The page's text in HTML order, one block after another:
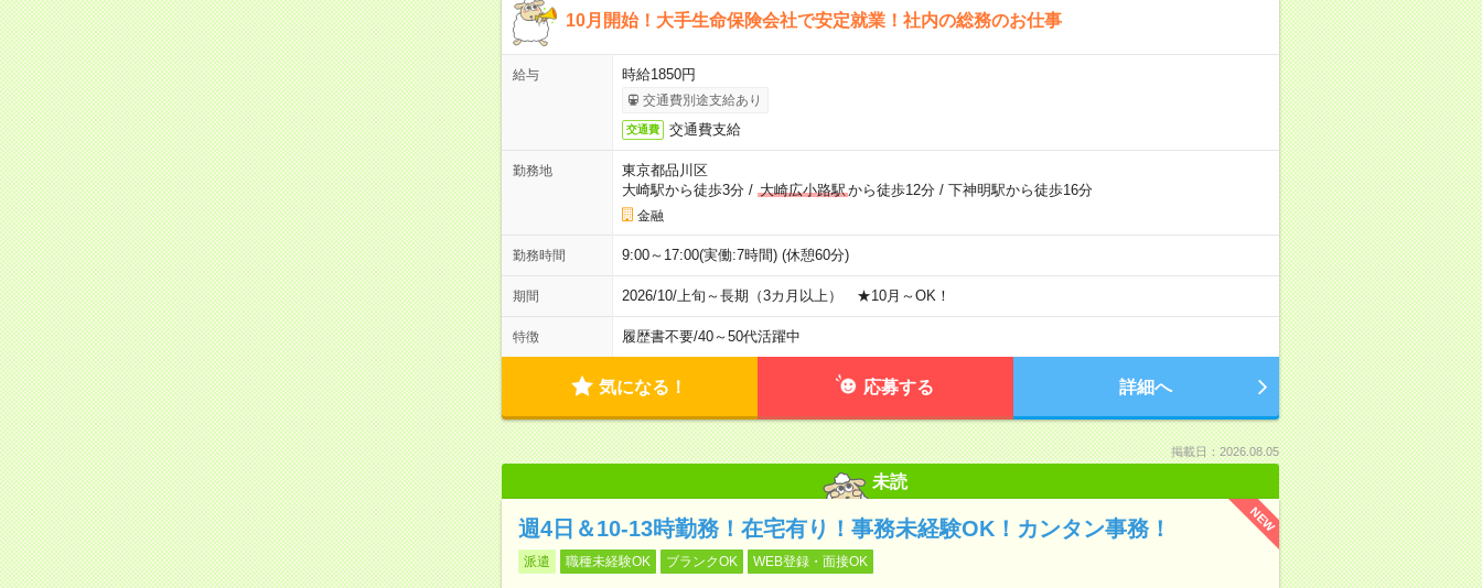
10月開始！大手生命保険会社で安定就業！社内の総務のお仕事
給与 時給1850円
交通費別途支給あり
交通費 交通費支給
勤務地
東京都品川区
大崎駅から徒歩3分/ 大崎広小路駅から徒歩12分/ 下神明駅から徒歩16分
金融
勤務時間 9:00～17:00(実働:7時間) (休憩60分)
期間 2026/10/上旬～長期（3カ月以上） ★10月～OK！
特徴 履歴書不要/40～50代活躍中
気になる！ 応募する 詳細へ
掲載日：2026.08.05
未読
NEW
週4日＆10-13時勤務！在宅有り！事務未経験OK！カンタン事務！
派遣 職種未経験OK ブランクOK WEB登録・面接OK